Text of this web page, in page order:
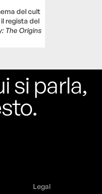
del cult
regista del
The Origins
si parla,
Legal